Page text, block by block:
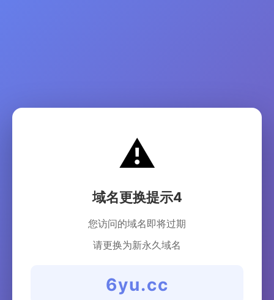
⚠️
域名更换提示4
您访问的域名即将过期
请更换为新永久域名
6yu.cc